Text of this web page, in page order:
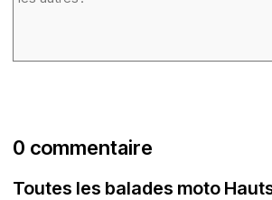
0 commentaire
Toutes les balades moto